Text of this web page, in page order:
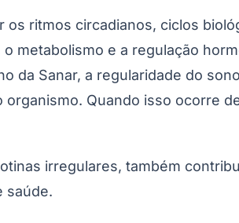
ritmos circadianos, ciclos
metabolismo e a regulação
da Sanar, a regularidade do
Quando isso ocorre
irregulares, também
saúde.